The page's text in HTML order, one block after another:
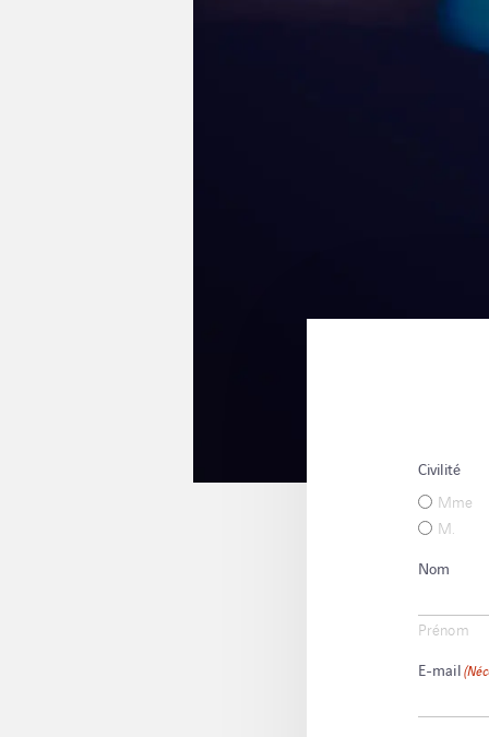
Civilité
Mme
M.
Nom
Prénom
E-mail